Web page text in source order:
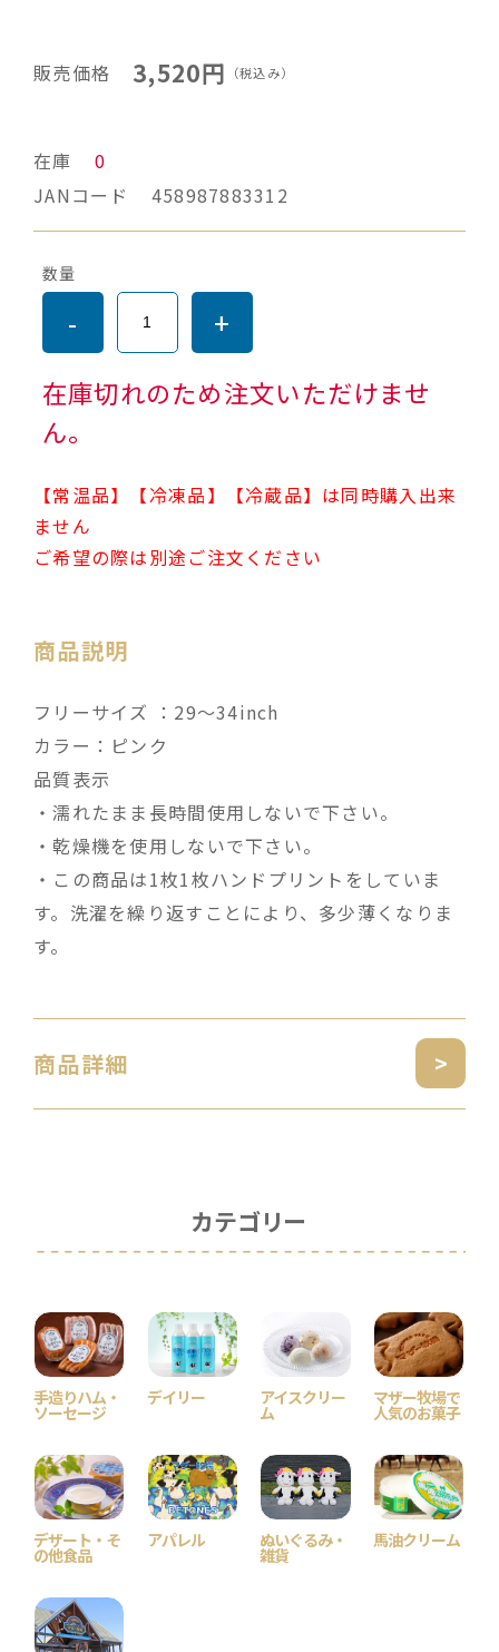
販売価格 3,520円 （税込み）
在庫
0
JANコード
458987883312
数量
- +
在庫切れのため注文いただけませ
ん。
【常温品】【冷凍品】【冷蔵品】は同時購入出来
ません
ご希望の際は別途ご注文ください
商品説明
フリーサイズ ：29～34inch
カラー：ピンク
品質表示
・濡れたまま長時間使用しないで下さい。
・乾燥機を使用しないで下さい。
・この商品は1枚1枚ハンドプリントをしていま
す。洗濯を繰り返すことにより、多少薄くなりま
す。
商品詳細
カテゴリー
手造りハム・
ソーセージ
デイリー アイスクリー
ム
マザー牧場で
人気のお菓子
デザート・そ
の他食品
アパレル ぬいぐるみ・
雑貨
馬油クリーム